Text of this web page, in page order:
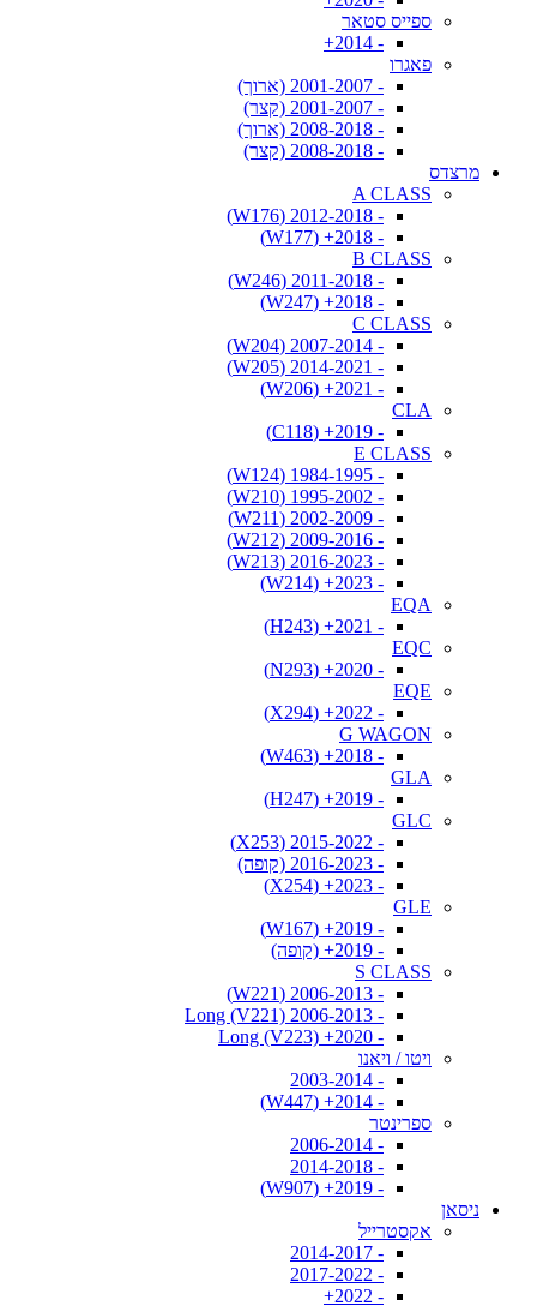
ספייס סטאר
- 2014+
פאגרו
- 2001-2007 (ארוך)
- 2001-2007 (קצר)
- 2008-2018 (ארוך)
- 2008-2018 (קצר)
מרצדס
A CLASS
- 2012-2018 (W176)
- 2018+ (W177)
B CLASS
- 2011-2018 (W246)
- 2018+ (W247)
C CLASS
- 2007-2014 (W204)
- 2014-2021 (W205)
- 2021+ (W206)
CLA
- 2019+ (C118)
E CLASS
- 1984-1995 (W124)
- 1995-2002 (W210)
- 2002-2009 (W211)
- 2009-2016 (W212)
- 2016-2023 (W213)
- 2023+ (W214)
EQA
- 2021+ (H243)
EQC
- 2020+ (N293)
EQE
- 2022+ (X294)
G WAGON
- 2018+ (W463)
GLA
- 2019+ (H247)
GLC
- 2015-2022 (X253)
- 2016-2023 (קופה)
- 2023+ (X254)
GLE
- 2019+ (W167)
- 2019+ (קופה)
S CLASS
- 2006-2013 (W221)
- 2006-2013 Long (V221)
- 2020+ Long (V223)
ויטו / ויאנו
- 2003-2014
- 2014+ (W447)
ספרינטר
- 2006-2014
- 2014-2018
- 2019+ (W907)
ניסאן
אקסטרייל
- 2014-2017
- 2017-2022
- 2022+